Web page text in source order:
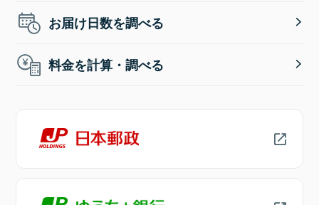
お届け日数を調べる
料金を計算・調べる